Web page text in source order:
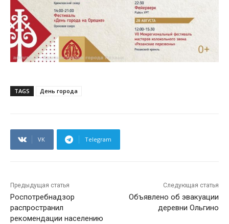
TAGS День города
VK Telegram
Предыдущая статья
Роспотребнадзор
распространил
рекомендации населению
Следующая статья
Объявлено об эвакуации
деревни Ольгино